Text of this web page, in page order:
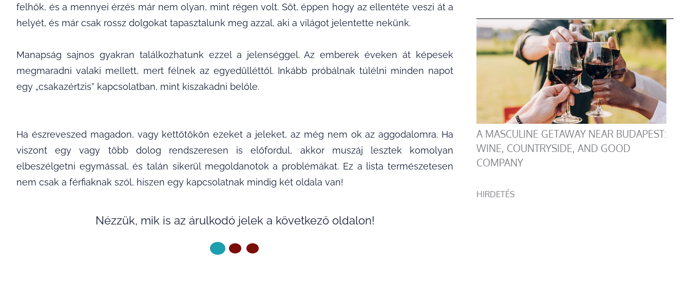
felhők, és a mennyei érzés már nem olyan, mint régen volt. Sőt, éppen hogy az ellentéte veszi át a
helyét, és már csak rossz dolgokat tapasztalunk meg azzal, aki a világot jelentette nekünk.
Manapság sajnos gyakran találkozhatunk ezzel a jelenséggel. Az emberek éveken át képesek
megmaradni valaki mellett, mert félnek az egyedülléttől. Inkább próbálnak túlélni minden napot
egy „csakazértzis” kapcsolatban, mint kiszakadni belőle.
Ha észreveszed magadon, vagy kettőtökön ezeket a jeleket, az még nem ok az aggodalomra. Ha
viszont egy vagy több dolog rendszeresen is előfordul, akkor muszáj lesztek komolyan
elbeszélgetni egymással, és talán sikerül megoldanotok a problémákat. Ez a lista természetesen
nem csak a férfiaknak szól, hiszen egy kapcsolatnak mindig két oldala van!
Nézzük, mik is az árulkodó jelek a következő oldalon!
A MASCULINE GETAWAY NEAR BUDAPEST:
WINE, COUNTRYSIDE, AND GOOD
COMPANY
HIRDETÉS